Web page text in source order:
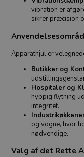
vibration er
sikrer præcision
Apparathjul er
Butikker og
Hospitaler og
hyppig flytning
integritet.
og vogne, hvor
nødvendige.
Valg af det Rette